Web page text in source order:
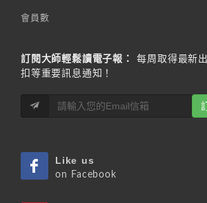
會員數
訂閱大師輕鬆讀電子報：
每周取得最新
扣等重要訊息通知！
Like us
on Facebook